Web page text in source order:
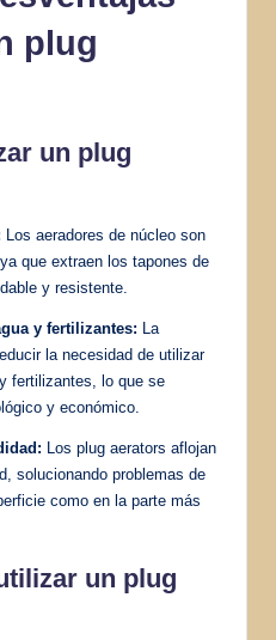
plug
un plug
Los aeradores de núcleo son
que extraen los tapones de
y resistente.
y fertilizantes: La
la necesidad de utilizar
fertilizantes, lo que se
y económico.
Los plug aerators aflojan
solucionando problemas de
como en la parte más
un plug